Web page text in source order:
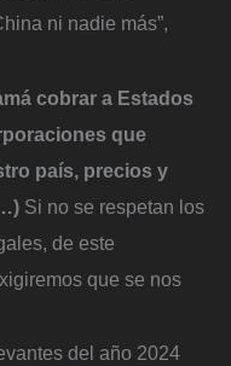
ni nadie más”,
cobrar a Estados
que
país, precios y
Si no se respetan los
de este
que se nos
del año 2024